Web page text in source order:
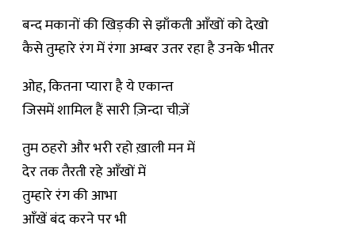
बन्द मकानों की खिड़की से झाँकती आँखों को देखो
कैसे तुम्हारे रंग में रंगा अम्बर उतर रहा है उनके भीतर
ओह, कितना प्यारा है ये एकान्त
जिसमें शामिल हैं सारी ज़िन्दा चीज़ें
तुम ठहरो और भरी रहो ख़ाली मन में
देर तक तैरती रहे आँखों में
तुम्हारे रंग की आभा
आँखें बंद करने पर भी